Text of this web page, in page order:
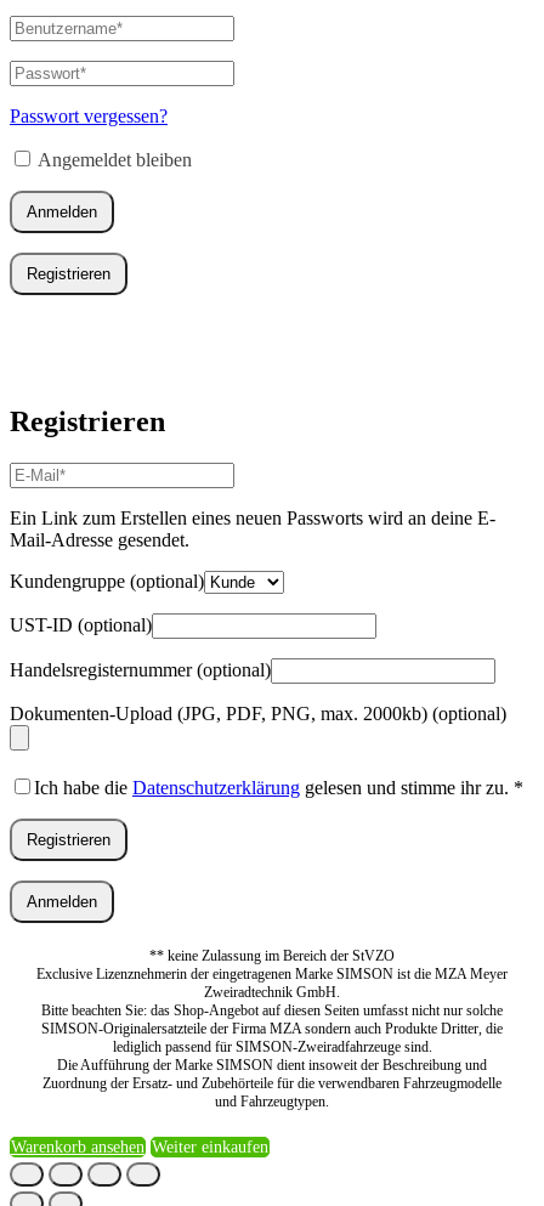
Benutzername
oder
E-
Mail-
Adresse*
Passwort*
Erforderlich
Passwort vergessen?
Angemeldet bleiben
Anmelden
Registrieren
Registrieren
E-
Mail-
Adresse*
Erforderlich
Ein Link zum Erstellen eines neuen Passworts wird an deine E-
Mail-Adresse gesendet.
Kundengruppe (optional)
UST-ID (optional)
Handelsregisternummer(optional)
Dokumenten-Upload (JPG, PDF, PNG, max. 2000kb) (optional)
Ich habe die Datenschutzerklärung gelesen und stimme ihr zu. *
Registrieren
Anmelden
** keine Zulassung im Bereich der StVZO
Exclusive Lizenznehmerin der eingetragenen Marke SIMSON ist die MZA Meyer
Zweiradtechnik GmbH.
Bitte beachten Sie: das Shop-Angebot auf diesen Seiten umfasst nicht nur solche
SIMSON-Originalersatzteile der Firma MZA sondern auch Produkte Dritter, die
lediglich passend für SIMSON-Zweiradfahrzeuge sind.
Die Aufführung der Marke SIMSON dient insoweit der Beschreibung und
Zuordnung der Ersatz- und Zubehörteile für die verwendbaren Fahrzeugmodelle
und Fahrzeugtypen.
Warenkorb ansehen Weiter einkaufen